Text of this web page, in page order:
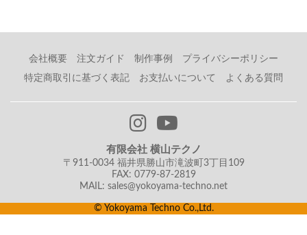
会社概要 注文ガイド 制作事例
プライバシーポリシー
特定商取引に基づく表記
お支払いについて よくある質問
有限会社 横山テクノ
〒911-0034 福井県勝山市滝波町3丁目109
FAX: 0779-87-2819
MAIL: sales@yokoyama-techno.net
© Yokoyama Techno Co.,Ltd.